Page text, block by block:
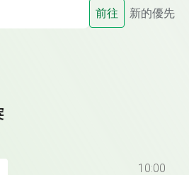
前往 新的優先
10:00